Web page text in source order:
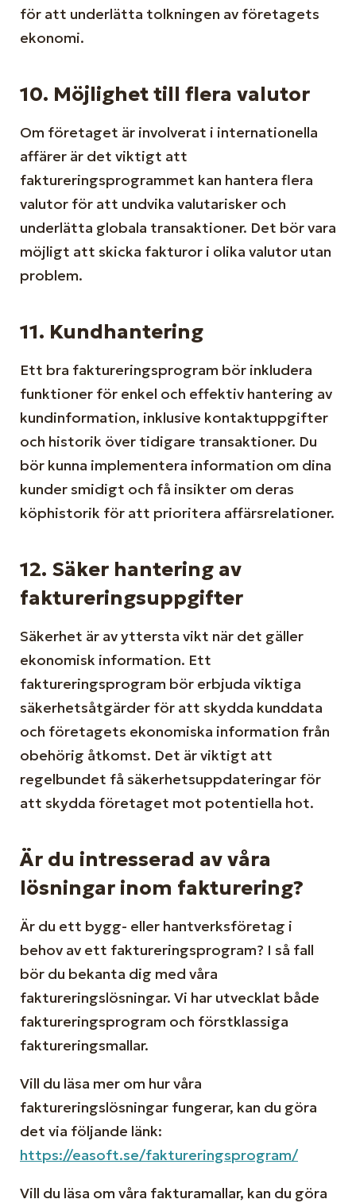
för att underlätta tolkningen av företagets
ekonomi.
10. Möjlighet till flera valutor
Om företaget är involverat i internationella
affärer är det viktigt att
faktureringsprogrammet kan hantera flera
valutor för att undvika valutarisker och
underlätta globala transaktioner. Det bör vara
möjligt att skicka fakturor i olika valutor utan
problem.
11. Kundhantering
Ett bra faktureringsprogram bör inkludera
funktioner för enkel och effektiv hantering av
kundinformation, inklusive kontaktuppgifter
och historik över tidigare transaktioner. Du
bör kunna implementera information om dina
kunder smidigt och få insikter om deras
köphistorik för att prioritera affärsrelationer.
12. Säker hantering av
faktureringsuppgifter
Säkerhet är av yttersta vikt när det gäller
ekonomisk information. Ett
faktureringsprogram bör erbjuda viktiga
säkerhetsåtgärder för att skydda kunddata
och företagets ekonomiska information från
obehörig åtkomst. Det är viktigt att
regelbundet få säkerhetsuppdateringar för
att skydda företaget mot potentiella hot.
Är du intresserad av våra
lösningar inom fakturering?
Är du ett bygg- eller hantverksföretag i
behov av ett faktureringsprogram? I så fall
bör du bekanta dig med våra
faktureringslösningar. Vi har utvecklat både
faktureringsprogram och förstklassiga
faktureringsmallar.
Vill du läsa mer om hur våra
faktureringslösningar fungerar, kan du göra
det via följande länk:
https://easoft.se/faktureringsprogram/
Vill du läsa om våra fakturamallar, kan du göra